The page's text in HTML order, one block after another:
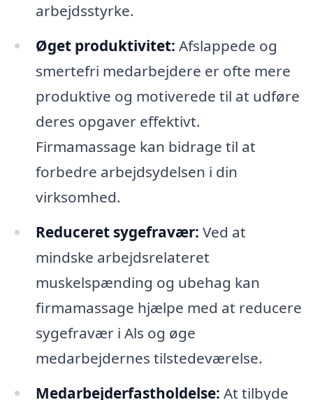
arbejdsstyrke.
Øget produktivitet: Afslappede og
smertefri medarbejdere er ofte mere
produktive og motiverede til at udføre
deres opgaver effektivt.
Firmamassage kan bidrage til at
forbedre arbejdsydelsen i din
virksomhed.
Reduceret sygefravær: Ved at
mindske arbejdsrelateret
muskelspænding og ubehag kan
firmamassage hjælpe med at reducere
sygefravær i Als og øge
medarbejdernes tilstedeværelse.
Medarbejderfastholdelse: At tilbyde